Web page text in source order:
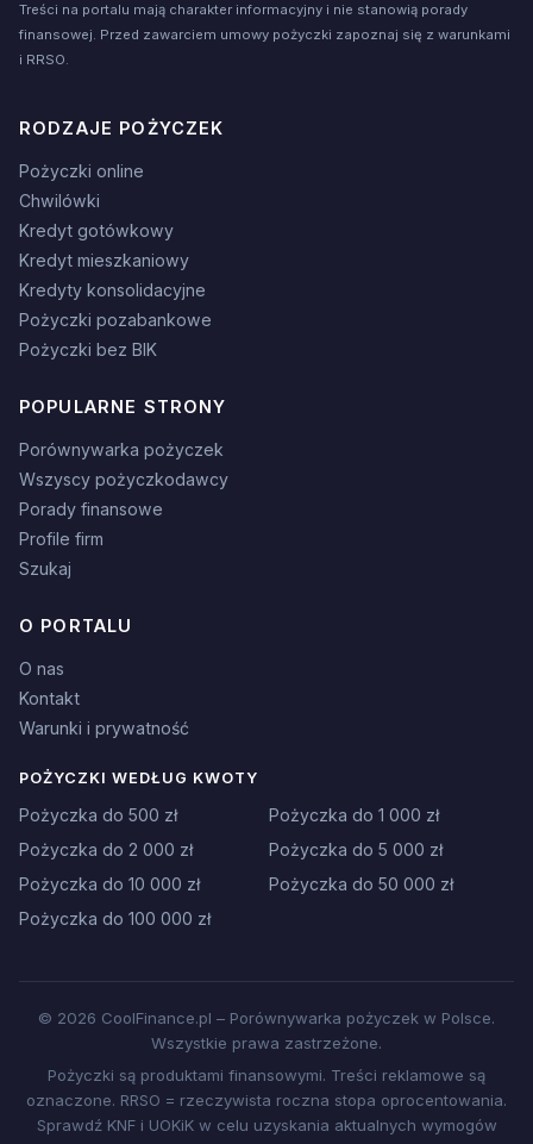
Treści na portalu mają charakter informacyjny i nie stanowią porady
finansowej. Przed zawarciem umowy pożyczki zapoznaj się z warunkami
i RRSO.
RODZAJE POŻYCZEK
Pożyczki online
Chwilówki
Kredyt gotówkowy
Kredyt mieszkaniowy
Kredyty konsolidacyjne
Pożyczki pozabankowe
Pożyczki bez BIK
POPULARNE STRONY
Porównywarka pożyczek
Wszyscy pożyczkodawcy
Porady finansowe
Profile firm
Szukaj
O PORTALU
O nas
Kontakt
Warunki i prywatność
POŻYCZKI WEDŁUG KWOTY
Pożyczka do 500 zł
Pożyczka do 1 000 zł
Pożyczka do 2 000 zł
Pożyczka do 5 000 zł
Pożyczka do 10 000 zł
Pożyczka do 50 000 zł
Pożyczka do 100 000 zł
© 2026 CoolFinance.pl – Porównywarka pożyczek w Polsce.
Wszystkie prawa zastrzeżone.
Pożyczki są produktami finansowymi. Treści reklamowe są
oznaczone. RRSO = rzeczywista roczna stopa oprocentowania.
Sprawdź KNF i UOKiK w celu uzyskania aktualnych wymogów